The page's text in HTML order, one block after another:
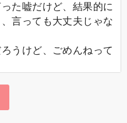
た嘘だけど、結果的に
言っても大丈夫じゃな
うけど、ごめんねって